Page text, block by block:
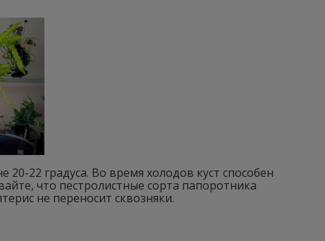
22 градуса. Во время холодов куст способен
что пестролистные сорта папоротника
не переносит сквозняки.